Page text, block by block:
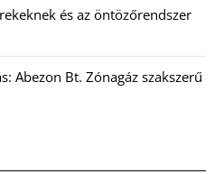
és az öntözőrendszer
Abezon Bt. Zónagáz szakszerű